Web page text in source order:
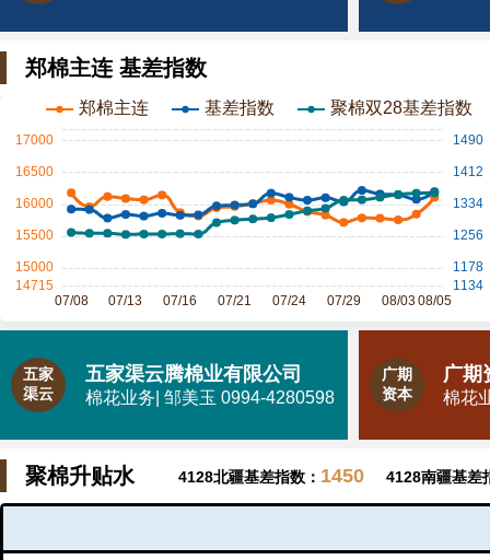
郑棉主连 基差指数
五家
渠云
五家渠云腾棉业有限公司
棉花业务| 邹美玉 0994-4280598
广期
资本
广期
棉花
聚棉升贴水 4128北疆基差指数： 1450 4128南疆基差